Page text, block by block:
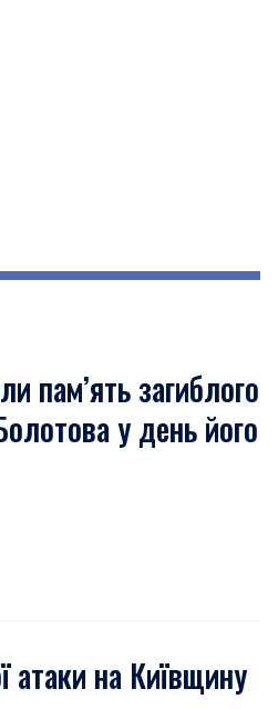
пам’ять загиблого
у день його
атаки на Київщину